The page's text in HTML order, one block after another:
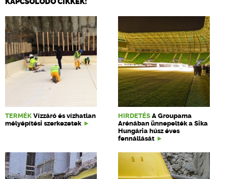
TERMÉK Vízzáró és vízhatlan
mélyépítési szerkezetek
HIRDETÉS A Groupama
Arénában ünnepelték a Sika
Hungária húsz éves
fennállását